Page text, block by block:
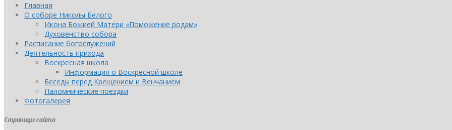
Главная
О соборе Николы Белого
Икона Божией Матери «Поможение родам»
Духовенство собора
Расписание богослужений
Деятельность прихода
Воскресная школа
Информация о Воскресной школе
Беседы перед Крещением и Венчанием
Паломнические поездки
Фотогалерея
Страницы сайта